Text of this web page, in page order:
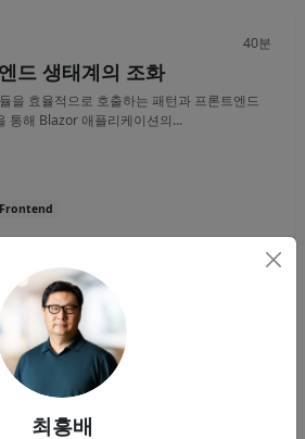
40분
드 생태계의 조화
을 효율적으로 호출하는 패턴과 프론트엔드
통해 Blazor 애플리케이션의...
Frontend
위한 C# 네트워크 프로그래밍
게임 서버를 개발하기를 원하는 분들을 대상
최흥배